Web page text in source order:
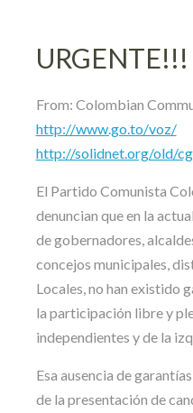
From: Colombian
http://www.go.to/voz/
http://solidnet.org/old/
El Partido Comunista
denuncian que en la
de gobernadores,
concejos municipales,
Locales, no han existido
la participación libre y
independientes y de la
Esa ausencia de
de la presentación de